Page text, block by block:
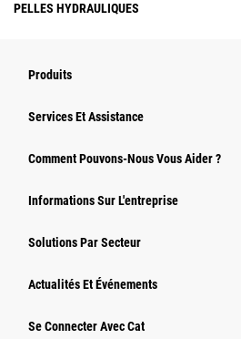
PELLES HYDRAULIQUES
Produits
Services Et Assistance
Comment Pouvons-Nous Vous Aider ?
Informations Sur L'entreprise
Solutions Par Secteur
Actualités Et Événements
Se Connecter Avec Cat